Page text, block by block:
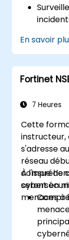
En savoir
Fortinet
7 Heures
Cette
instructeur,
s'adresse
réseau
menaces à
À l'issue
seront en